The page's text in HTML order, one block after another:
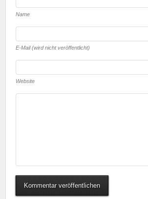
Name
E-Mail (wird nicht veröffentlicht)
Website